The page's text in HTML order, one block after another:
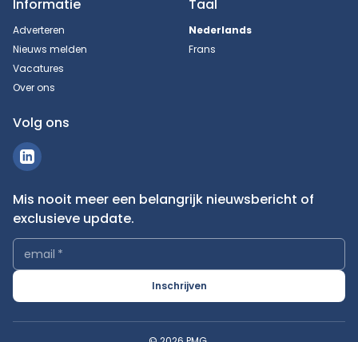
Informatie
Adverteren
Nieuws melden
Vacatures
Over ons
Taal
Nederlands
Frans
Volg ons
Mis nooit meer een belangrijk nieuwsbericht of
exclusieve update.
email *
Inschrijven